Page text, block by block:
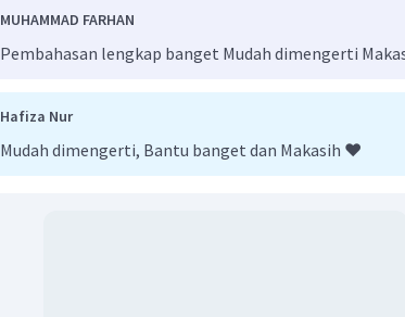
MUHAMMAD FARHAN
Pembahasan lengkap banget Mudah dimengerti
Hafiza Nur
Mudah dimengerti, Bantu banget dan Makasih ❤️